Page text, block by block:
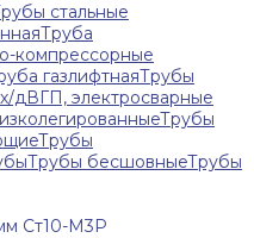
стальные
Труба
компрессорные
газлифтнаяТрубы
дВГП, электросварные
Трубы
Трубы
Трубы бесшовныеТрубы
Ст10-М3Р